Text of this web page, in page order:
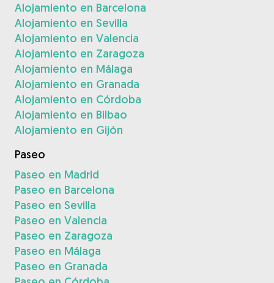
Alojamiento en Barcelona
Alojamiento en Sevilla
Alojamiento en Valencia
Alojamiento en Zaragoza
Alojamiento en Málaga
Alojamiento en Granada
Alojamiento en Córdoba
Alojamiento en Bilbao
Alojamiento en Gijón
Paseo
Paseo en Madrid
Paseo en Barcelona
Paseo en Sevilla
Paseo en Valencia
Paseo en Zaragoza
Paseo en Málaga
Paseo en Granada